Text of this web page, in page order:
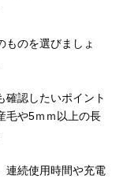
ものを選びましょ
確認したいポイント
毛や5ｍｍ以上の長
連続使用時間や充電